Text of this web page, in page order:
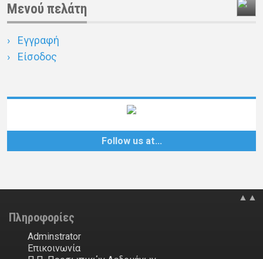
Μενού πελάτη
Εγγραφή
Είσοδος
Follow us at…
▲▲
Πληροφορίες
Adminstrator
Επικοινωνία